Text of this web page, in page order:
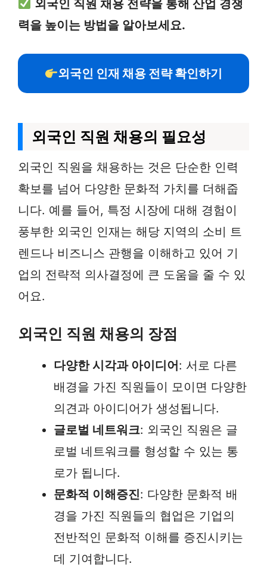
외국인 직원 채용 전략을 통해 산업 경쟁
력을 높이는 방법을 알아보세요.
외국인 인재 채용 전략 확인하기
외국인 직원 채용의 필요성
외국인 직원을 채용하는 것은 단순한 인력
확보를 넘어 다양한 문화적 가치를 더해줍
니다. 예를 들어, 특정 시장에 대해 경험이
풍부한 외국인 인재는 해당 지역의 소비 트
렌드나 비즈니스 관행을 이해하고 있어 기
업의 전략적 의사결정에 큰 도움을 줄 수 있
어요.
외국인 직원 채용의 장점
다양한 시각과 아이디어: 서로 다른
배경을 가진 직원들이 모이면 다양한
의견과 아이디어가 생성됩니다.
글로벌 네트워크: 외국인 직원은 글
로벌 네트워크를 형성할 수 있는 통
로가 됩니다.
문화적 이해증진: 다양한 문화적 배
경을 가진 직원들의 협업은 기업의
전반적인 문화적 이해를 증진시키는
데 기여합니다.